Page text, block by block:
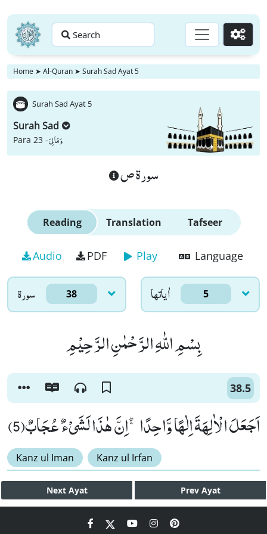
Search Go
Home ➤ Al-Quran ➤ Surah Sad Ayat 5
Surah Sad Ayat 5
Surah Sad
Para 23 -وَ مَا لِیَ
سورة ص
Reading Translation Tafseer
Audio PDF Play Language
سورۃ 38 اٰياتها 5
بِسْمِ اللّٰهِ الرَّحْمٰنِ الرَّحِیْمِ
38.5
اَجَعَلَ الْاٰلِهَةَ اِلٰهًا وَّاحِدًا ۚۖ-اِنَّ هٰذَا لَشَیْءٌ عُجَابٌ(5)
Kanz ul Iman Kanz ul Irfan
Next Ayat Prev Ayat